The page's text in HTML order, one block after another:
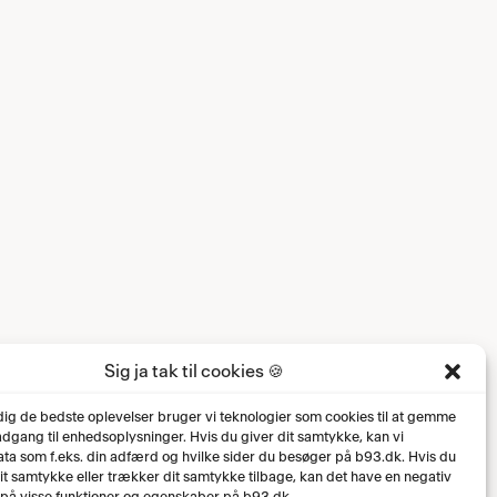
Sig ja tak til cookies 🍪
de bedste oplevelser bruger vi teknologier som cookies til at gemme
til enhedsoplysninger. Hvis du giver dit samtykke, kan vi
som f.eks. din adfærd og hvilke sider du besøger på b93.dk. Hvis du
samtykke eller trækker dit samtykke tilbage, kan det have en negativ